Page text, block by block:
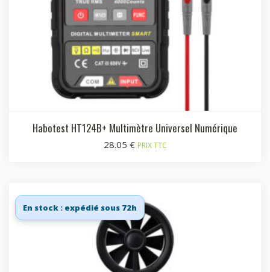
Habotest HT124B+ Multimètre Universel Numérique
28.05 € PRIX TTC
En stock : expédié sous 72h